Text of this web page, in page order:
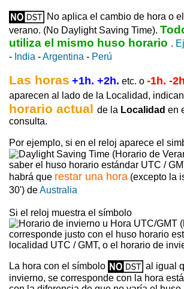
No aplica el cambio de hora o
verano. (No Daylight Saving Time).
utiliza el mismo huso horario .
- India -Argentina - Perú
Las horas +1h. +2h. etc. o -1h. -
aparecen al lado de la Localidad, indican
horario actual de la Localidad en
consulta.
Por ejemplo, si en el reloj aparece el
saber el huso horario estándar UTC /
habrá que restar una hora (excepto la
30') deAustralia
Si el reloj muestra el símbolo
corresponde justo con el huso horario
localidad UTC / GMT, o el horario de
La hora con el símbolo
al igual
invierno, se corresponde con la hora